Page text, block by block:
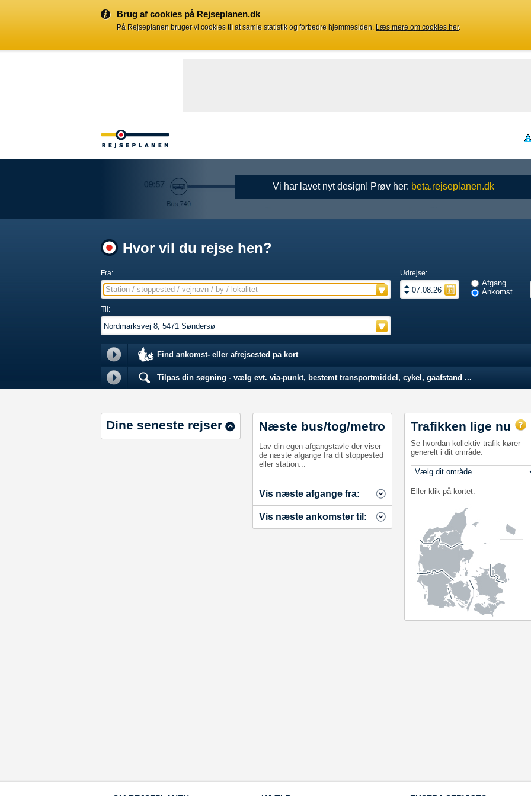
Brug af cookies på Rejseplanen.dk
På Rejseplanen bruger vi cookies til at samle statistik og forbedre hjemmesiden. Læs mere om cookies her.
Vi har lavet nyt design! Prøv her: beta.rejseplanen.dk
Hvor vil du rejse hen?
Fra:
Station / stoppested / vejnavn / by / lokalitet
Udrejse:
Afgang
Ankomst
Til:
Find ankomst- eller afrejsested på kort
Tilpas din søgning - vælg evt. via-punkt, bestemt transportmiddel, cykel, gåafstand ...
Dine seneste rejser Næste bus/tog/metro
Lav din egen afgangstavle der viser
de næste afgange fra dit stoppested
eller station...
Vis næste afgange fra:
Vis næste ankomster til:
Trafikken lige nu
Se hvordan kollektiv trafik kører
generelt i dit område.
Eller klik på kortet: